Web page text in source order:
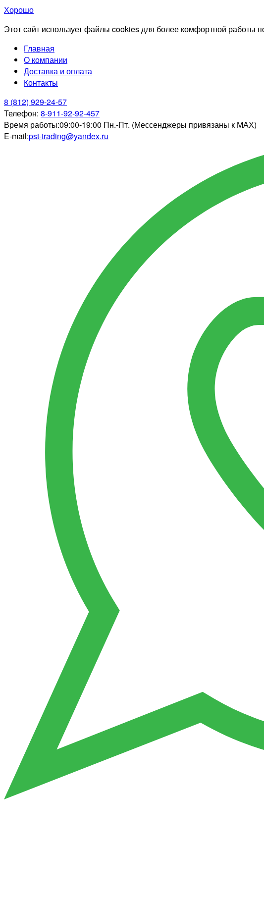
Хорошо
Этот сайт использует файлы cookies для более комфортной работы
Главная
О компании
Доставка и оплата
Контакты
8 (812) 929-24-57
Телефон: 8-911-92-92-457
Время работы:09:00-19:00 Пн.-Пт. (Мессенджеры привязаны к МАХ)
E-mail:pst-trading@yandex.ru